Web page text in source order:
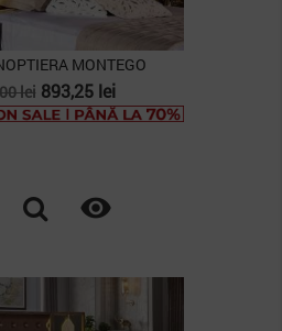
MONTEGO
lei Pret
893,25 lei
